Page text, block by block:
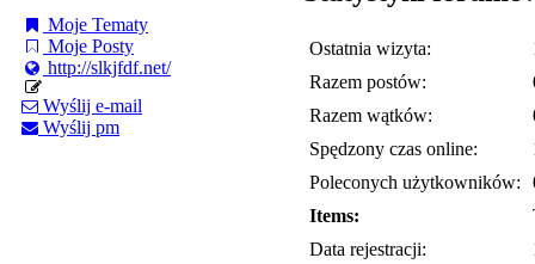
Moje Tematy
Moje Posty
http://slkjfdf.net/
Wyślij e-mail
Wyślij pm
Ostatnia wizyta:
Razem postów:
Razem wątków:
Spędzony czas online:
Poleconych użytkowników:
Items:
Data rejestracji: